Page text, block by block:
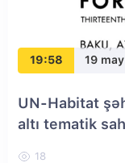
19:58 19
UN-Habitat
altı tematik
18